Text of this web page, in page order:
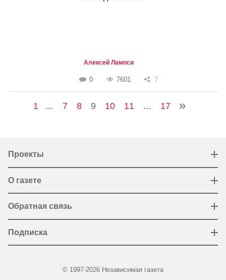
Алексей Лампси
0 7601 7
1 ... 7 8 9 10 11 ... 17
Проекты
О газете
Обратная связь
Подписка
© 1997-2026 Независимая газета